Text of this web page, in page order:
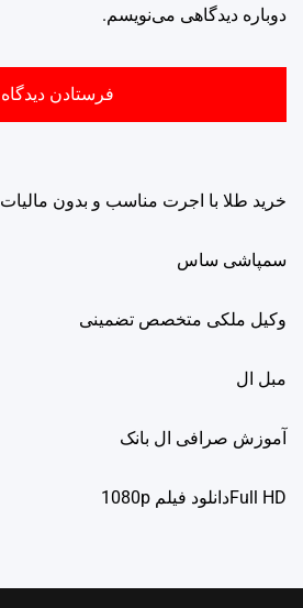
دوباره دیدگاهی می‌نویسم.
خرید طلا با اجرت مناسب و بدون مالیات
سمپاشی ساس
وکیل ملکی متخصص تضمینی
مبل ال
آموزش صرافی ال بانک
Full HDدانلود فيلم 1080p